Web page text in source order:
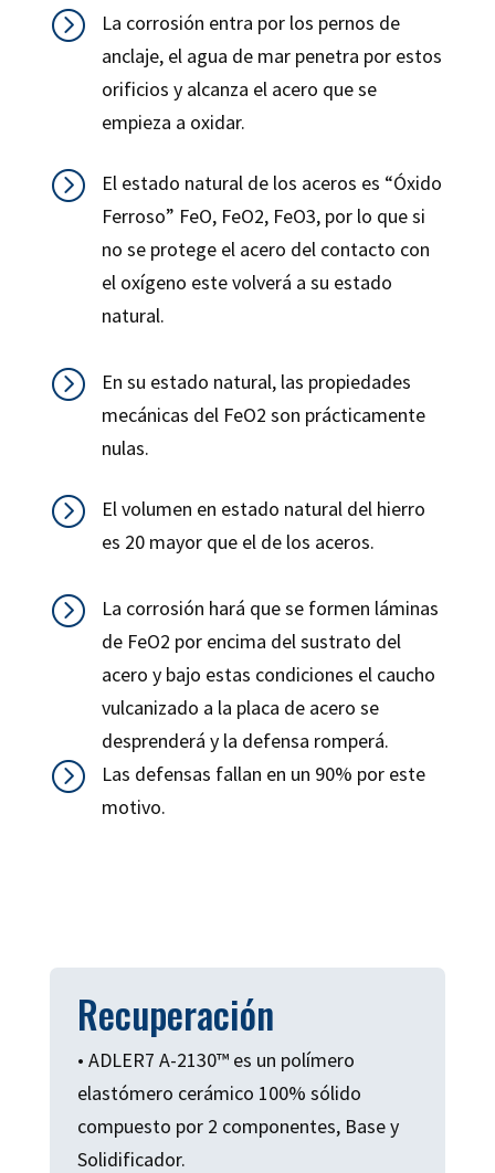
=
La corrosión entra por los pernos de
anclaje, el agua de mar penetra por estos
orificios y alcanza el acero que se
empieza a oxidar.
=
El estado natural de los aceros es “Óxido
Ferroso” FeO, FeO2, FeO3, por lo que si
no se protege el acero del contacto con
el oxígeno este volverá a su estado
natural.
=
En su estado natural, las propiedades
mecánicas del FeO2 son prácticamente
nulas.
=
El volumen en estado natural del hierro
es 20 mayor que el de los aceros.
=
La corrosión hará que se formen láminas
de FeO2 por encima del sustrato del
acero y bajo estas condiciones el caucho
vulcanizado a la placa de acero se
desprenderá y la defensa romperá.
=
Las defensas fallan en un 90% por este
motivo.
Recuperación
• ADLER7 A-2130™ es un polímero
elastómero cerámico 100% sólido
compuesto por 2 componentes, Base y
Solidificador.